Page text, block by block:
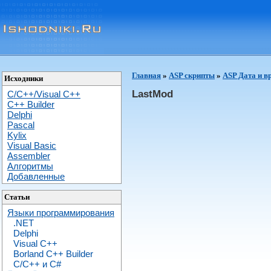
Исходники
C/C++/Visual C++
С++ Builder
Delphi
Pascal
Kylix
Visual Basic
Assembler
Алгоритмы
Добавленные
Статьи
Языки программирования
.NET
Delphi
Visual C++
Borland C++ Builder
C/С++ и C#
Главная » ASP скрипты » ASP Дата и
LastMod